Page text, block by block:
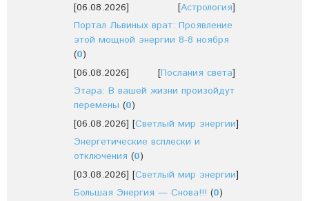
[06.08.2026]
[Астрология]
Портал Львиных врат: Проявление
этой мощной энергии 8-8 ноября
(0)
[06.08.2026]
[Послания света]
Этара: В вашей жизни произойдут
перемены (0)
[06.08.2026] [Светлый мир энергии]
Энергетические всплески и
отключения (0)
[03.08.2026] [Светлый мир энергии]
Большая Энергия — Снова!!! (0)